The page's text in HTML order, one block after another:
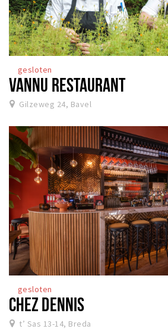
gesloten
VANNU RESTAURANT
Gilzeweg 24, Bavel
gesloten
CHEZ DENNIS
t’ Sas 13-14, Breda